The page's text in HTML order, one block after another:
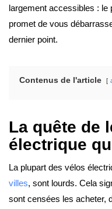
largement accessibles : le
promet de vous
dernier point.
Contenus de l'article
La quête de
électrique
La plupart des vélos
villes, sont lourds. Cela
sont censées les acheter,